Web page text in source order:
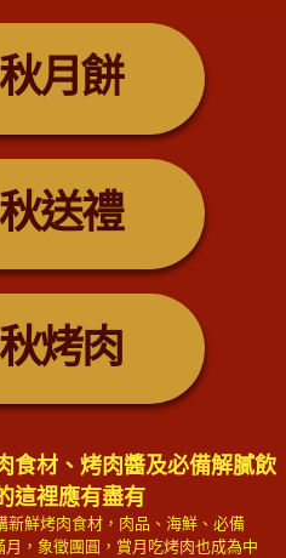
月餅
送禮
烤肉
食材、烤肉醬及必備解膩飲
這裡應有盡有
新鮮烤肉食材，肉品、海鮮、必備
，象徵團圓，賞月吃烤肉也成為中